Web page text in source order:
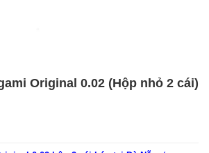
Original 0.02 (Hộp nhỏ 2 cái)